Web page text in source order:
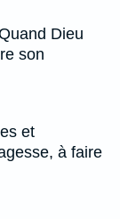
Dieu
son
et
à faire